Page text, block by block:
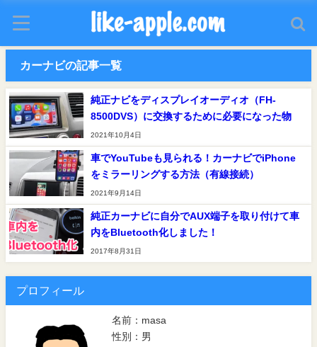
カーナビの記事一覧
純正ナビをディスプレイオーディオ（FH-
8500DVS）に交換するために必要になった物
2021年10月4日
車でYouTubeも見られる！カーナビでiPhone
をミラーリングする方法（有線接続）
2021年9月14日
純正カーナビに自分でAUX端子を取り付けて車
内をBluetooth化しました！
2017年8月31日
プロフィール
名前：masa
性別：男